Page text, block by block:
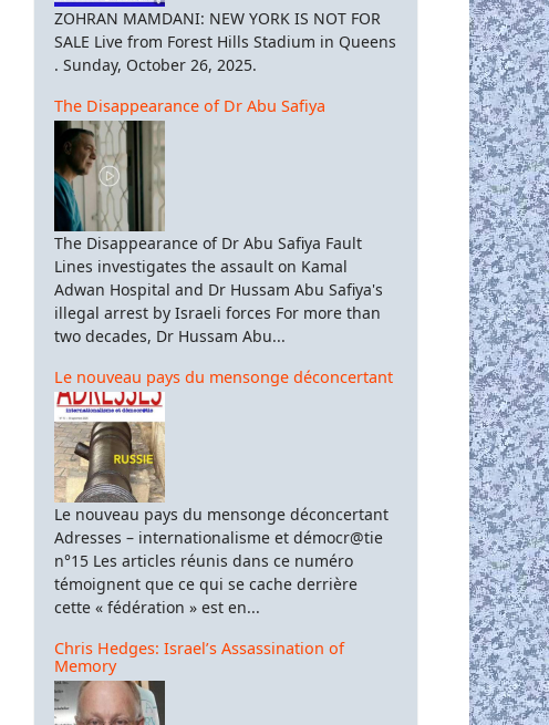
ZOHRAN MAMDANI: NEW YORK IS NOT FOR
SALE Live from Forest Hills Stadium in Queens
. Sunday, October 26, 2025.
The Disappearance of Dr Abu Safiya
The Disappearance of Dr Abu Safiya Fault
Lines investigates the assault on Kamal
Adwan Hospital and Dr Hussam Abu Safiya's
illegal arrest by Israeli forces For more than
two decades, Dr Hussam Abu...
Le nouveau pays du mensonge déconcertant
Le nouveau pays du mensonge déconcertant
Adresses – internationalisme et démocr@tie
n°15 Les articles réunis dans ce numéro
témoignent que ce qui se cache derrière
cette « fédération » est en...
Chris Hedges: Israel’s Assassination of
Memory